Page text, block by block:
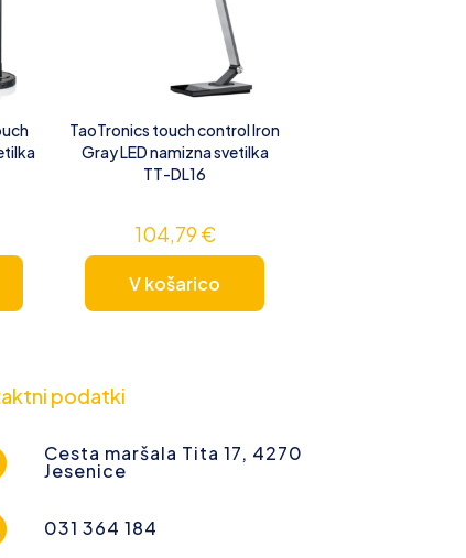
TaoTronics touch control Iron
Gray LED namizna svetilka
TT-DL16
104,79€
V košarico
podatki
Cesta maršala Tita 17, 4270
Jesenice
031 364 184